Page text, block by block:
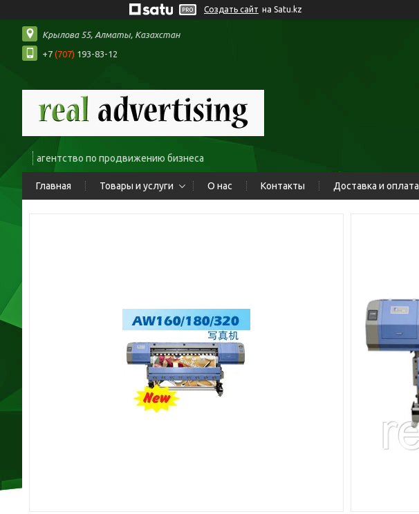
Создать сайт на Satu.kz
Крылова 55, Алматы, Казахстан
+7 (707) 193-83-12
агентство по продвижению бизнеса
Главная Товары и услуги О нас Контакты Доставка и оплата